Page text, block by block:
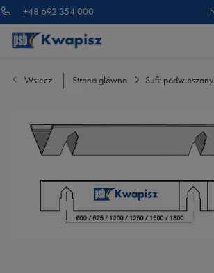
+48 692 354 000
Wstecz Strona główna Sufit podwieszany